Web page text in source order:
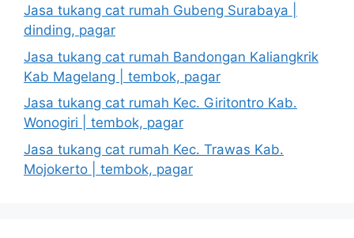
Jasa tukang cat rumah Gubeng Surabaya |
dinding, pagar
Jasa tukang cat rumah Bandongan Kaliangkrik
Kab Magelang | tembok, pagar
Jasa tukang cat rumah Kec. Giritontro Kab.
Wonogiri | tembok, pagar
Jasa tukang cat rumah Kec. Trawas Kab.
Mojokerto | tembok, pagar